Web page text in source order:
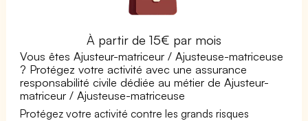
À partir de 15€ par mois
Vous êtes Ajusteur-matriceur / Ajusteuse-matriceuse
? Protégez votre activité avec une assurance
responsabilité civile dédiée au métier de Ajusteur-
matriceur / Ajusteuse-matriceuse
Protégez votre activité contre les grands risques